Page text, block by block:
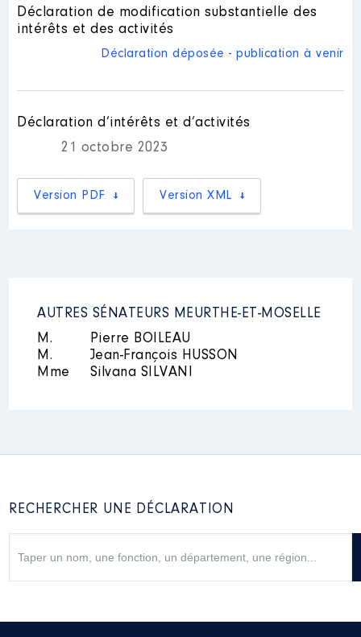
Déclaration de modification substantielle des
intérêts et des activités
Déclaration déposée - publication à venir
Déclaration d’intérêts et d’activités
21 octobre 2023
Version PDF Version XML
AUTRES SÉNATEURS MEURTHE-ET-MOSELLE
M.
Pierre BOILEAU
M.
Jean-François HUSSON
Mme
Silvana SILVANI
RECHERCHER UNE DÉCLARATION